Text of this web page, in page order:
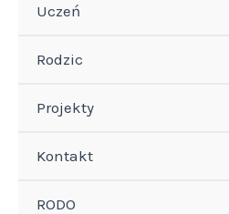
Uczeń
Rodzic
Projekty
Kontakt
RODO